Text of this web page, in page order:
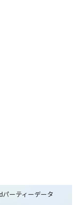
パーティーデータ